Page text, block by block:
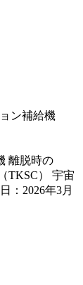
ン補給機
離脱時の
TKSC） 宇宙
：2026年3月